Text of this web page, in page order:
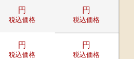
円
税込価格
円
税込価格
円
税込価格
円
税込価格